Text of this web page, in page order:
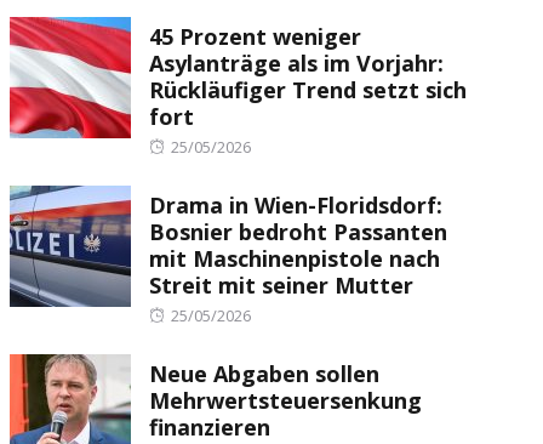
45 Prozent weniger
Asylanträge als im Vorjahr:
Rückläufiger Trend setzt sich
fort
Posted
25/05/2026
Drama in Wien-Floridsdorf:
Bosnier bedroht Passanten
mit Maschinenpistole nach
Streit mit seiner Mutter
Posted
25/05/2026
Neue Abgaben sollen
Mehrwertsteuersenkung
finanzieren